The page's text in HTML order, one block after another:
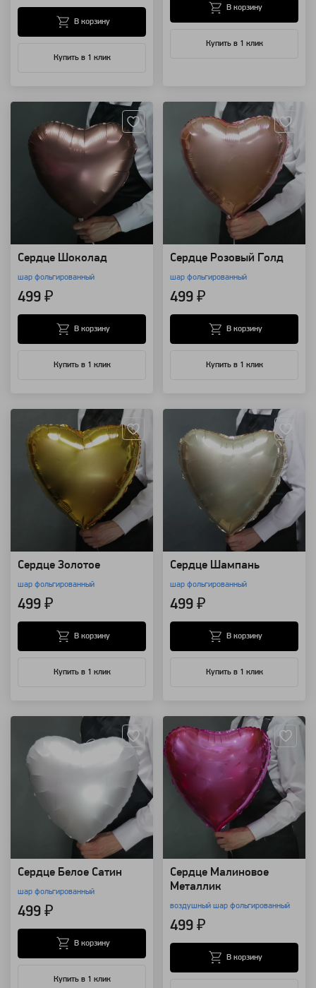
Купить в 1 клик
В корзину
Купить в 1 клик
В корзину
Сердце Шоколад
шар фольгированный
499 ₽
Купить в 1 клик
В корзину
Сердце Розовый Голд
шар фольгированный
499 ₽
Купить в 1 клик
В корзину
Сердце Золотое
шар фольгированный
499 ₽
Купить в 1 клик
В корзину
Сердце Шампань
шар фольгированный
499 ₽
Купить в 1 клик
В корзину
Сердце Белое Сатин
шар фольгированный
499 ₽
Купить в 1 клик
В корзину
Сердце Малиновое
Металлик
воздушный шар фольгированный
499 ₽
В корзину